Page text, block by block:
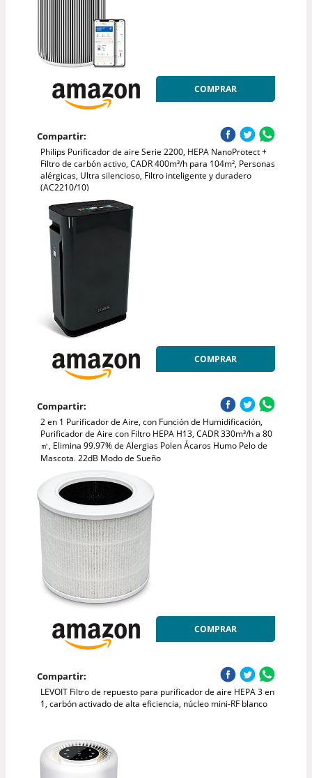
COMPRAR
Compartir:
Philips Purificador de aire Serie 2200, HEPA NanoProtect +
Filtro de carbón activo, CADR 400m³/h para 104m², Personas
alérgicas, Ultra silencioso, Filtro inteligente y duradero
(AC2210/10)
COMPRAR
Compartir:
2 en 1 Purificador de Aire, con Función de Humidificación,
Purificador de Aire con Filtro HEPA H13, CADR 330m³/h a 80
㎡, Elimina 99.97% de Alergias Polen Ácaros Humo Pelo de
Mascota, 22dB Modo de Sueño
COMPRAR
Compartir:
LEVOIT Filtro de repuesto para purificador de aire HEPA 3 en
1, carbón activado de alta eficiencia, núcleo mini-RF blanco